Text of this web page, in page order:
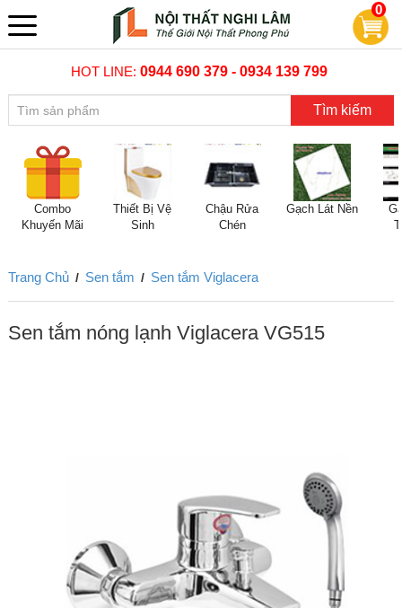
0
HOT LINE:0944 690 379 - 0934 139 799
Tìm kiếm
Combo
Khuyến Mãi
Thiết Bị Vệ
Sinh
Chậu Rửa
Chén
Gạch Lát Nền
Trang Chủ / Sen tắm / Sen tắm Viglacera
Sen tắm nóng lạnh Viglacera VG515